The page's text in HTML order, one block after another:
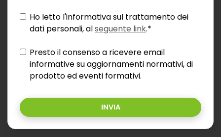
Ho letto l'informativa sul trattamento dei
dati personali, alseguente link.*
Presto il consenso a ricevere email
informative su aggiornamenti normativi, di
prodotto ed eventi formativi.
INVIA